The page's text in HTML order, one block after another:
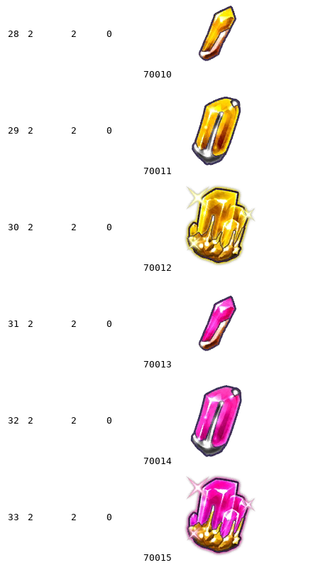
28 2 2 0
70010
29 2 2 0
70011
30 2 2 0
70012
31 2 2 0
70013
32 2 2 0
70014
33 2 2 0
70015